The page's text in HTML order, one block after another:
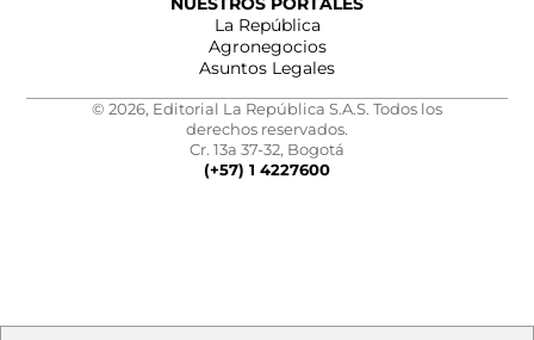
La República
Agronegocios
Asuntos Legales
© 2026, Editorial La República S.A.S. Todos los
derechos reservados.
Cr. 13a 37-32, Bogotá
(+57) 1 4227600